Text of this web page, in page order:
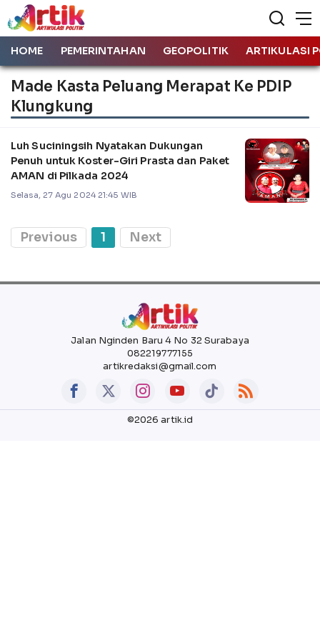
HOME PEMERINTAHAN GEOPOLITIK ARTIKULASI
Made Kasta Peluang Merapat Ke PDIP
Klungkung
Luh Suciningsih Nyatakan Dukungan
Penuh untuk Koster-Giri Prasta dan Paket
AMAN di Pilkada 2024
Selasa, 27 Agu 2024 21:45 WIB
Previous 1 Next
Jalan Nginden Baru 4 No 32 Surabaya
082219777155
artikredaksi@gmail.com
©2026 artik.id